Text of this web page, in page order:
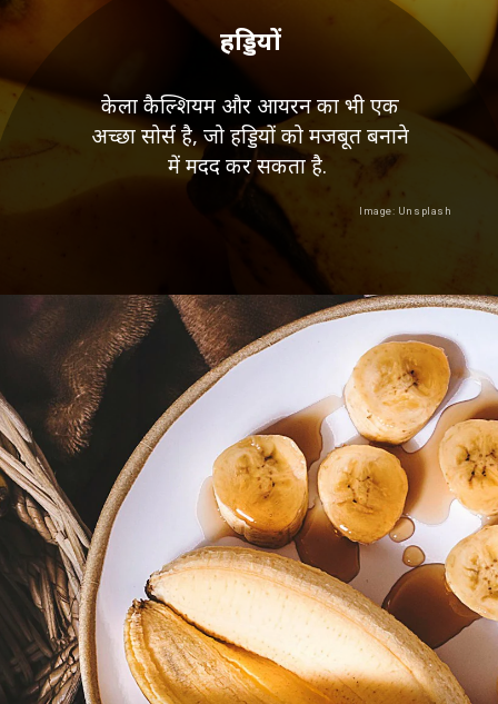
केला कैल्शियम और आयरन का भी एक
अच्छा सोर्स है, जो हड्डियों को मजबूत बनाने
में मदद कर सकता है.
हड्डियों
Image: Unsplash